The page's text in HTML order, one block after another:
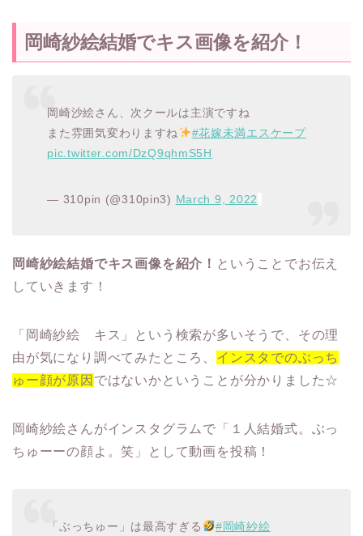
岡崎紗絵結婚でキス画像を紹介！
岡崎沙絵さん、次クールは主演ですね
また雰囲気変わりますね
#花嫁未満エスケープ
pic.twitter.com/DzQ9qhmS5H
— 310pin (@310pin3) March 9, 2022
岡崎紗絵結婚でキス画像を紹介！ ということでお伝え
していきます！
「岡崎紗絵 キス」という検索が多いそうで、その理
由が気になり調べてみたところ、 インスタでのぶっち
ゅー顔が原因 ではないかということが分かりました☆
岡崎紗絵さんがインスタグラムで「１人結婚式。ぶっ
ちゅーーの顔よ。笑」として動画を投稿！
「ぶっちゅー」は最高すぎる
#岡崎紗絵